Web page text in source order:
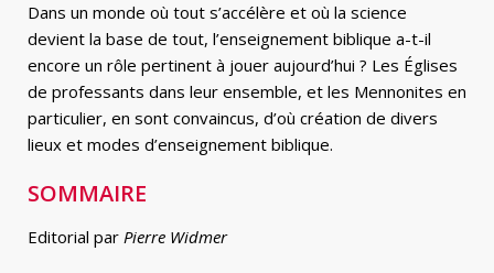
Dans un monde où tout s’accélère et où la science
devient la base de tout, l’enseignement biblique a-t-il
encore un rôle pertinent à jouer aujourd’hui ? Les Églises
de professants dans leur ensemble, et les Mennonites en
particulier, en sont convaincus, d’où création de divers
lieux et modes d’enseignement biblique.
SOMMAIRE
Editorial par Pierre Widmer